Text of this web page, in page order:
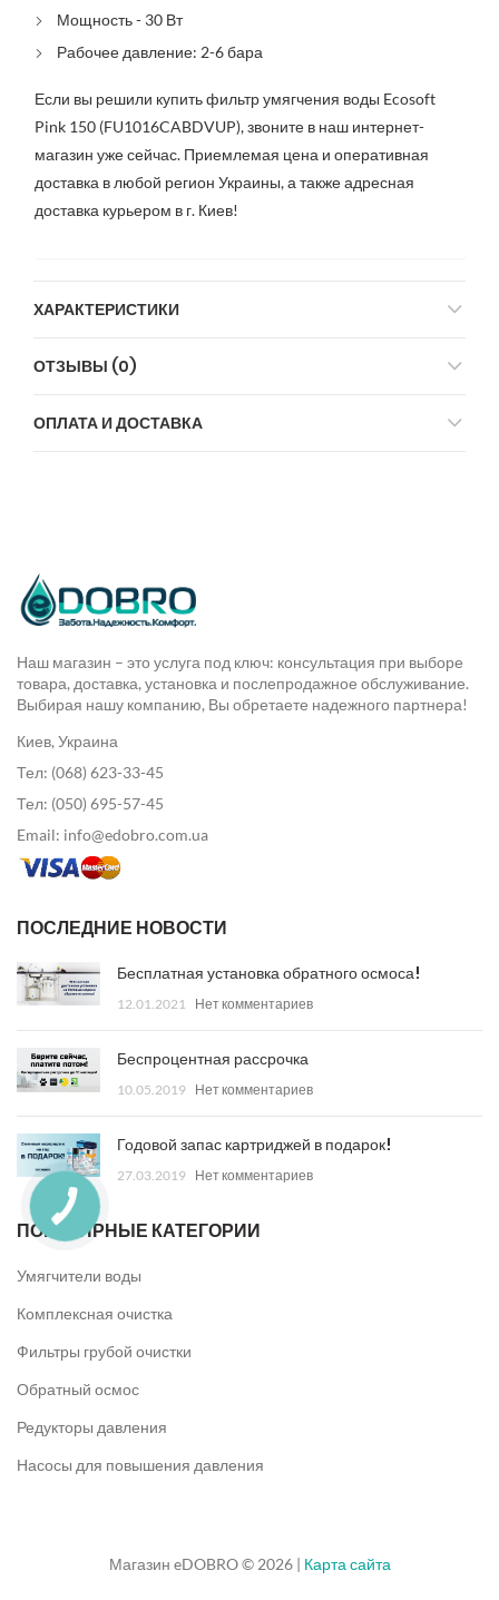
Мощность - 30 Вт
Рабочее давление: 2-6 бара
Если вы решили купить фильтр умягчения воды Ecosoft
Pink 150 (FU1016CABDVUP), звоните в наш интернет-
магазин уже сейчас. Приемлемая цена и оперативная
доставка в любой регион Украины, а также адресная
доставка курьером в г. Киев!
ХАРАКТЕРИСТИКИ
ОТЗЫВЫ (0)
ОПЛАТА И ДОСТАВКА
Наш магазин – это услуга под ключ: консультация при выборе
товара, доставка, установка и послепродажное обслуживание.
Выбирая нашу компанию, Вы обретаете надежного партнера!
Киев, Украина
Тел: (068) 623-33-45
Тел: (050) 695-57-45
Email: info@edobro.com.ua
ПОСЛЕДНИЕ НОВОСТИ
Бесплатная установка обратного осмоса!
12.01.2021 Нет комментариев
Беспроцентная рассрочка
10.05.2019 Нет комментариев
Годовой запас картриджей в подарок!
27.03.2019 Нет комментариев
ПОПУЛЯРНЫЕ КАТЕГОРИИ
Умягчители воды
Комплексная очистка
Фильтры грубой очистки
Обратный осмос
Редукторы давления
Насосы для повышения давления
Магазин eDOBRO © 2026 | Карта сайта